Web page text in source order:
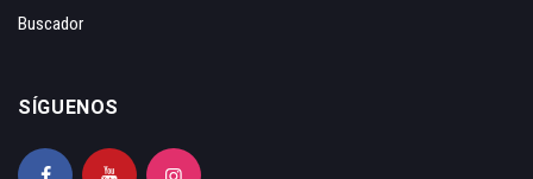
Buscador
SÍGUENOS